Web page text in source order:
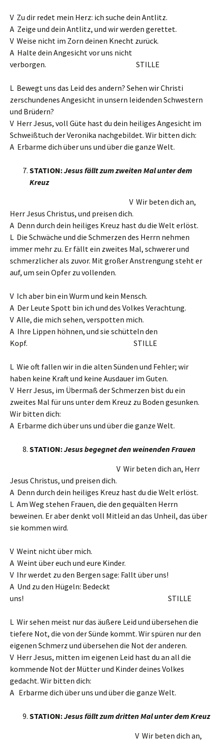
V Zu dir redet mein Herz: ich suche dein Antlitz.
A Zeige und dein Antlitz, und wir werden gerettet.
V Weise nicht im Zorn deinen Knecht zurück.
A Halte dein Angesicht vor uns nicht
verborgen. STILLE
L Bewegt uns das Leid des andern? Sehen wir Christi
zerschundenes Angesicht in unsern leidenden Schwestern
und Brüdern?
V Herr Jesus, voll Güte hast du dein heiliges Angesicht im
Schweißtuch der Veronika nachgebildet. Wir bitten dich:
A Erbarme dich über uns und über die ganze Welt.
STATION:Jesus fällt zum zweiten Mal unter dem
Kreuz
V Wir beten dich an,
Herr Jesus Christus, und preisen dich.
A Denn durch dein heiliges Kreuz hast du die Welt erlöst.
L Die Schwäche und die Schmerzen des Herrn nehmen
immer mehr zu. Er fällt ein zweites Mal, schwerer und
schmerzlicher als zuvor. Mit großer Anstrengung steht er
auf, um sein Opfer zu vollenden.
V Ich aber bin ein Wurm und kein Mensch.
A Der Leute Spott bin ich und des Volkes Verachtung.
V Alle, die mich sehen, verspotten mich.
A Ihre Lippen höhnen, und sie schütteln den
Kopf. STILLE
L Wie oft fallen wir in die alten Sünden und Fehler; wir
haben keine Kraft und keine Ausdauer im Guten.
V Herr Jesus, im Übermaß der Schmerzen bist du ein
zweites Mal für uns unter dem Kreuz zu Boden gesunken.
Wir bitten dich:
A Erbarme dich über uns und über die ganze Welt.
STATION:Jesus begegnet den weinenden Frauen
V Wir beten dich an, Herr
Jesus Christus, und preisen dich.
A Denn durch dein heiliges Kreuz hast du die Welt erlöst.
L Am Weg stehen Frauen, die den gequälten Herrn
beweinen. Er aber denkt voll Mitleid an das Unheil, das über
sie kommen wird.
V Weint nicht über mich.
A Weint über euch und eure Kinder.
V Ihr werdet zu den Bergen sage: Fallt über uns!
A Und zu den Hügeln: Bedeckt
uns! STILLE
L Wir sehen meist nur das äußere Leid und übersehen die
tiefere Not, die von der Sünde kommt. Wir spüren nur den
eigenen Schmerz und übersehen die Not der anderen.
V Herr Jesus, mitten im eigenen Leid hast du an all die
kommende Not der Mütter und Kinder deines Volkes
gedacht. Wir bitten dich:
A Erbarme dich über uns und über die ganze Welt.
STATION:Jesus fällt zum dritten Mal unter dem Kreuz
V Wir beten dich an,